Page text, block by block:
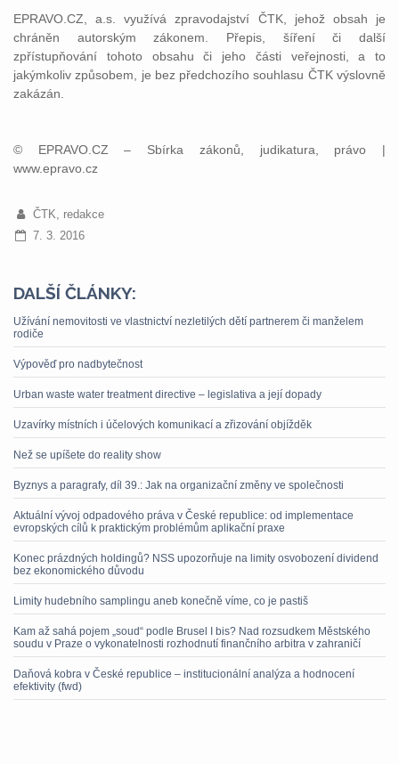
EPRAVO.CZ, a.s. využívá zpravodajství ČTK, jehož obsah je
chráněn autorským zákonem. Přepis, šíření či další
zpřístupňování tohoto obsahu či jeho části veřejnosti, a to
jakýmkoliv způsobem, je bez předchozího souhlasu ČTK výslovně
zakázán.
© EPRAVO.CZ – Sbírka zákonů, judikatura, právo |
www.epravo.cz
ČTK, redakce
7. 3. 2016
DALŠÍ ČLÁNKY:
Užívání nemovitosti ve vlastnictví nezletilých dětí partnerem či manželem
rodiče
Výpověď pro nadbytečnost
Urban waste water treatment directive – legislativa a její dopady
Uzavírky místních i účelových komunikací a zřizování objížděk
Než se upíšete do reality show
Byznys a paragrafy, díl 39.: Jak na organizační změny ve společnosti
Aktuální vývoj odpadového práva v České republice: od implementace
evropských cílů k praktickým problémům aplikační praxe
Konec prázdných holdingů? NSS upozorňuje na limity osvobození dividend
bez ekonomického důvodu
Limity hudebního samplingu aneb konečně víme, co je pastiš
Kam až sahá pojem „soud“ podle Brusel I bis? Nad rozsudkem Městského
soudu v Praze o vykonatelnosti rozhodnutí finančního arbitra v zahraničí
Daňová kobra v České republice – institucionální analýza a hodnocení
efektivity (fwd)